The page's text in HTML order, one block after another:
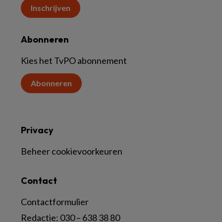
Inschrijven
Abonneren
Kies het TvPO abonnement
Abonneren
Contact
Contactformulier
Redactie: 030 – 638 38 80
Privacy
Beheer cookievoorkeuren